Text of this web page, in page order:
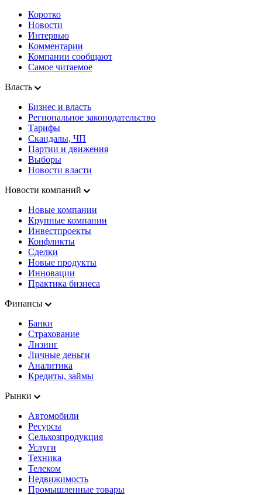
Коротко
Новости
Интервью
Комментарии
Компании сообщают
Самое читаемое
Власть
Бизнес и власть
Региональное законодательство
Тарифы
Скандалы, ЧП
Партии и движения
Выборы
Новости власти
Новости компаний
Новые компании
Крупные компании
Инвестпроекты
Конфликты
Сделки
Новые продукты
Инновации
Практика бизнеса
Финансы
Банки
Страхование
Лизинг
Личные деньги
Аналитика
Кредиты, займы
Рынки
Автомобили
Ресурсы
Сельхозпродукция
Услуги
Техника
Телеком
Недвижимость
Промышленные товары